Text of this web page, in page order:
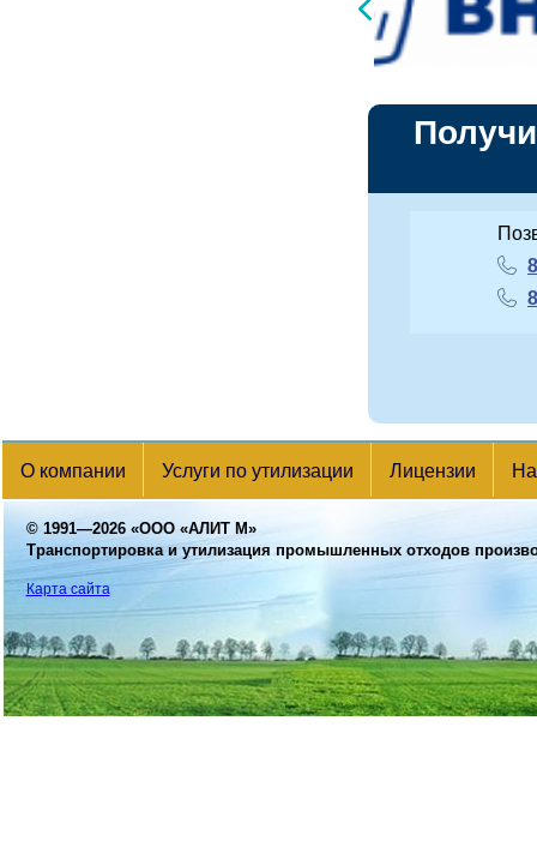
О компании Услуги по утилизации Лицензии
© 1991—2026 «ООО «АЛИТ М»
Транспортировка и утилизация промышленных отходов
Карта сайта